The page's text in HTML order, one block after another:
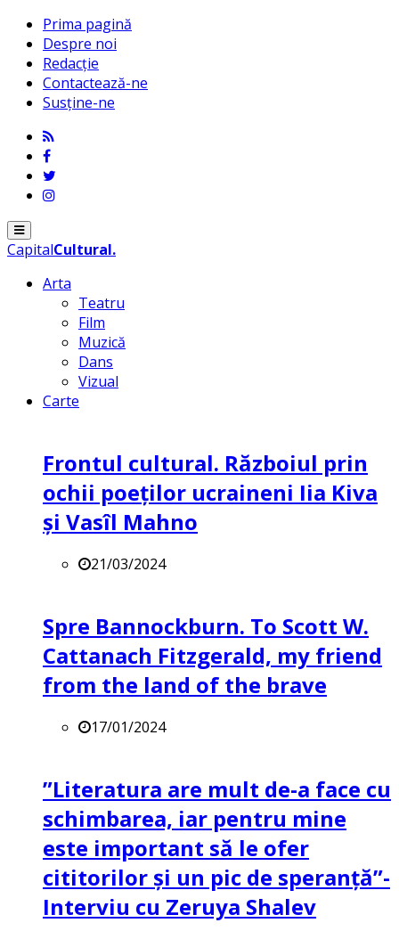
Prima pagină
Despre noi
Redacție
Contactează-ne
Susține-ne
Menu
CapitalCultural.
Arta
Teatru
Film
Muzică
Dans
Vizual
Carte
Frontul cultural. Războiul prin
ochii poeților ucraineni Iia Kiva
și Vasîl Mahno
21/03/2024
Spre Bannockburn. To Scott W.
Cattanach Fitzgerald, my friend
from the land of the brave
17/01/2024
”Literatura are mult de-a face cu
schimbarea, iar pentru mine
este important să le ofer
cititorilor și un pic de speranță”-
Interviu cu Zeruya Shalev